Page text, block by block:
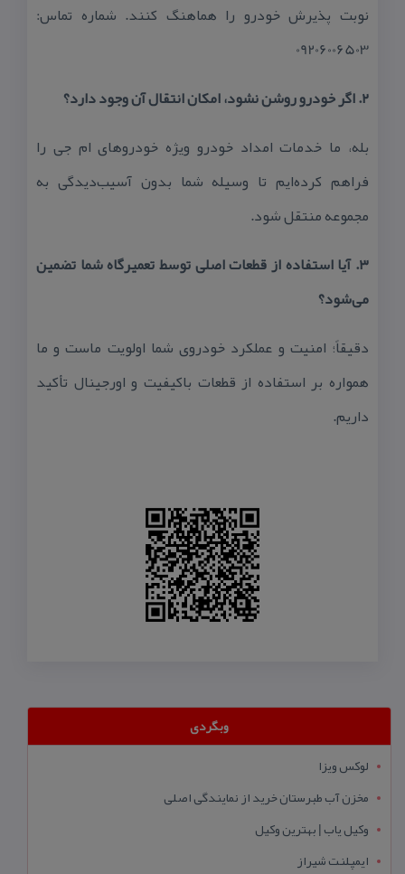
نوبت پذیرش خودرو را هماهنگ كنند. شماره تماس:
09206006503
۲. اگر خودرو روشن نشود، امكان انتقال آن وجود دارد؟
بله، ما خدمات امداد خودرو ویژه خودروهای ام جی را
فراهم كرده‌ایم تا وسیله شما بدون آسیب‌دیدگی به
مجموعه منتقل شود.
۳. آیا استفاده از قطعات اصلی توسط تعمیرگاه شما تضمین
می‌شود؟
دقیقاً؛ امنیت و عملكرد خودروی شما اولویت ماست و ما
همواره بر استفاده از قطعات باكیفیت و اورجینال تأكید
داریم.
وبگردی
لوکس ویزا
مخزن آب طبرستان خرید از نمایندگی اصلی
وکیل یاب | بهترین وکیل
ایمپلنت شیراز